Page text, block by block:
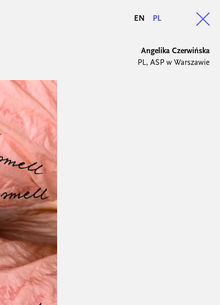
EN PL
Angelika Czerwińska
PL, ASP w Warszawie